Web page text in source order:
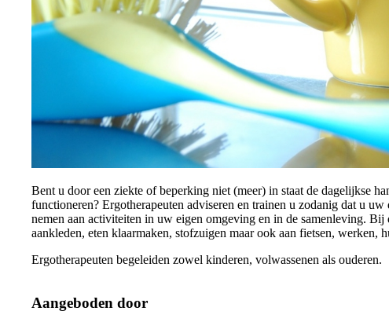
Bent u door een ziekte of beperking niet (meer) in staat de dagelijkse
functioneren? Ergotherapeuten adviseren en trainen u zodanig dat u
nemen aan activiteiten in uw eigen omgeving en in de samenleving.
aankleden, eten klaarmaken, stofzuigen maar ook aan fietsen, werken,
Ergotherapeuten begeleiden zowel kinderen, volwassenen als ouderen.
Aangeboden door